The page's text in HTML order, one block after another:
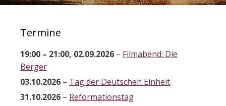
Termine
19:00 – 21:00, 02.09.2026 – Filmabend: Die
Berger
03.10.2026 – Tag der Deutschen Einheit
31.10.2026 – Reformationstag